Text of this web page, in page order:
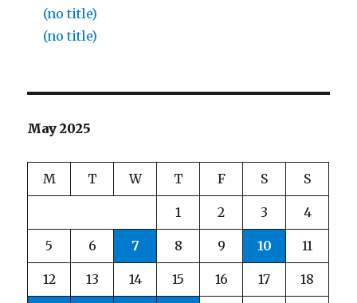
(no title)
(no title)
May 2025
M T W T F S S
1 2 3 4
5 6 7 8 9 10 11
12 13 14 15 16 17 18